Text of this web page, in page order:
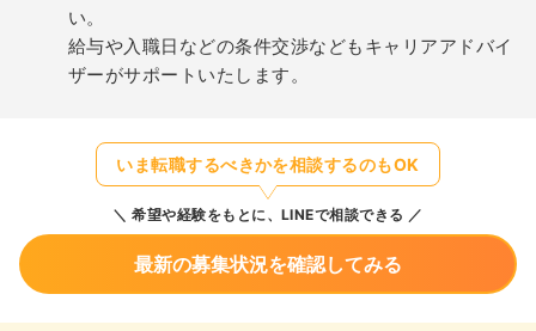
い。
給与や入職日などの条件交渉などもキャリアアドバイ
ザーがサポートいたします。
いま転職するべきかを相談するのもOK
希望や経験をもとに、LINEで相談できる
最新の募集状況を確認してみる